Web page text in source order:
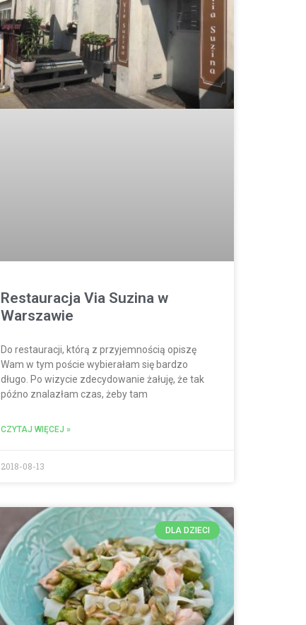
Restauracja Via Suzina w
Warszawie
Do restauracji, którą z przyjemnością opiszę
Wam w tym poście wybierałam się bardzo
długo. Po wizycie zdecydowanie żałuję, że tak
późno znalazłam czas, żeby tam
CZYTAJ WIĘCEJ »
2018-08-13
DLA DZIECI